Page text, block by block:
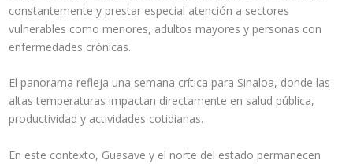
constantemente y prestar especial atención a sectores
vulnerables como menores, adultos mayores y personas con
enfermedades crónicas.
El panorama refleja una semana crítica para Sinaloa, donde las
altas temperaturas impactan directamente en salud pública,
productividad y actividades cotidianas.
En este contexto, Guasave y el norte del estado permanecen